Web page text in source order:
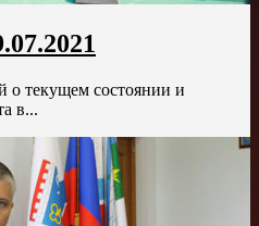
текущем состоянии и
в...